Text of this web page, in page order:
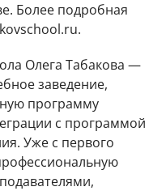
Более подробная
Олега Табакова —
заведение,
программу
с программой
Уже с первого